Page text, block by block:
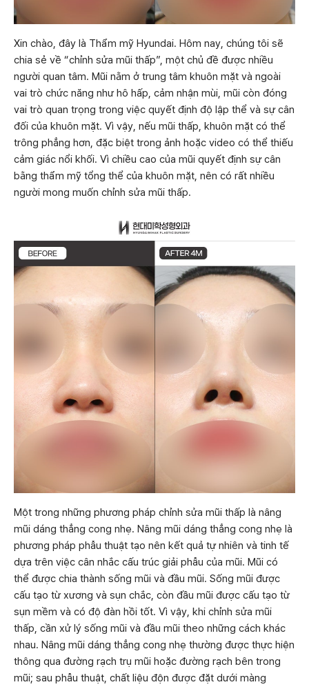
Xin chào, đây là Thẩm mỹ Hyundai. Hôm nay, chúng tôi sẽ
chia sẻ về “chỉnh sửa mũi thấp”, một chủ đề được nhiều
người quan tâm. Mũi nằm ở trung tâm khuôn mặt và ngoài
vai trò chức năng như hô hấp, cảm nhận mùi, mũi còn đóng
vai trò quan trọng trong việc quyết định độ lập thể và sự cân
đối của khuôn mặt. Vì vậy, nếu mũi thấp, khuôn mặt có thể
trông phẳng hơn, đặc biệt trong ảnh hoặc video có thể thiếu
cảm giác nổi khối. Vì chiều cao của mũi quyết định sự cân
bằng thẩm mỹ tổng thể của khuôn mặt, nên có rất nhiều
người mong muốn chỉnh sửa mũi thấp.
Một trong những phương pháp chỉnh sửa mũi thấp là nâng
mũi dáng thẳng cong nhẹ. Nâng mũi dáng thẳng cong nhẹ là
phương pháp phẫu thuật tạo nên kết quả tự nhiên và tinh tế
dựa trên việc cân nhắc cấu trúc giải phẫu của mũi. Mũi có
thể được chia thành sống mũi và đầu mũi. Sống mũi được
cấu tạo từ xương và sụn chắc, còn đầu mũi được cấu tạo từ
sụn mềm và có độ đàn hồi tốt. Vì vậy, khi chỉnh sửa mũi
thấp, cần xử lý sống mũi và đầu mũi theo những cách khác
nhau. Nâng mũi dáng thẳng cong nhẹ thường được thực hiện
thông qua đường rạch trụ mũi hoặc đường rạch bên trong
mũi; sau phẫu thuật, chất liệu độn được đặt dưới màng